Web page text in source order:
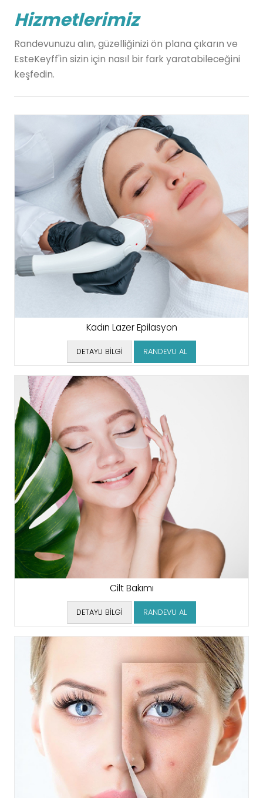
Hizmetlerimiz
Randevunuzu alın, güzelliğinizi ön plana çıkarın ve
EsteKeyff'in sizin için nasıl bir fark yaratabileceğini
keşfedin.
Kadın Lazer Epilasyon
DETAYLI BİLGİ RANDEVU AL
Cilt Bakımı
DETAYLI BİLGİ RANDEVU AL